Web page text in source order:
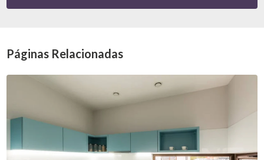
Páginas Relacionadas